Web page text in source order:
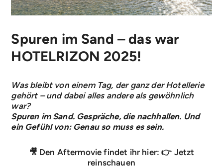
Spuren im Sand – das war
HOTELRIZON 2025!
Was bleibt von einem Tag, der ganz der Hotellerie
gehört – und dabei alles andere als gewöhnlich
war?
Spuren im Sand. Gespräche, die nachhallen. Und
ein Gefühl von: Genau so muss es sein.
🎥 Den Aftermovie findet ihr hier: 👉 Jetzt
reinschauen